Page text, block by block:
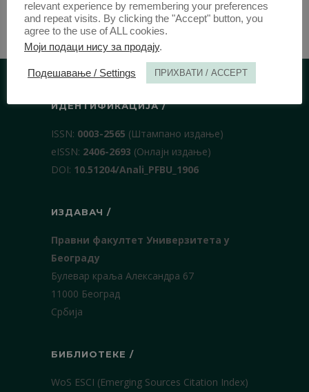
ИДЕНТИФИКАЦИЈА /
ISSN: 0003-2565 (Штампано издање)
еISSN: 2406-2693 (Онлајн издање)
DOI: 10.51204/Anali_PFBU_1906
ИЗДАВАЧ /
Правни факултет Универзитета у
Београду
Булевар краља Александра 67
11000 Београд
Србија
БИБЛИОТЕКЕ /
WoS ESCI (Emerging Sources Citation Index)
relevant experience by remembering your preferences
and repeat visits. By clicking the "Accept" button, you
agree to the use of ALL cookies.
Моји подаци нису за продају.
Подешавање / Settings ПРИХВАТИ / ACCEPT